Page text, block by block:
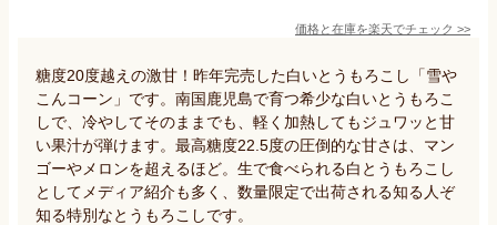
価格と在庫を楽天でチェック >>
糖度20度越えの激甘！昨年完売した白いとうもろこし「雪や
こんコーン」です。南国鹿児島で育つ希少な白いとうもろこ
しで、冷やしてそのままでも、軽く加熱してもジュワッと甘
い果汁が弾けます。最高糖度22.5度の圧倒的な甘さは、マン
ゴーやメロンを超えるほど。生で食べられる白とうもろこし
としてメディア紹介も多く、数量限定で出荷される知る人ぞ
知る特別なとうもろこしです。